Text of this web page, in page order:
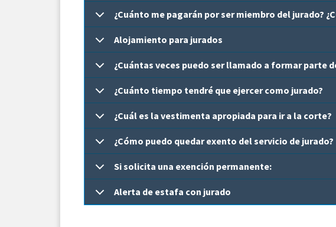
¿Cuánto me pagarán por ser miembro del jurado?
Alojamiento para jurados
¿Cuántas veces puedo ser llamado a formar parte
¿Cuánto tiempo tendré que ejercer como jurado?
¿Cuál es la vestimenta apropiada para ir a la corte?
¿Cómo puedo quedar exento del servicio de jurado?
Si solicita una exención permanente:
Alerta de estafa con jurado